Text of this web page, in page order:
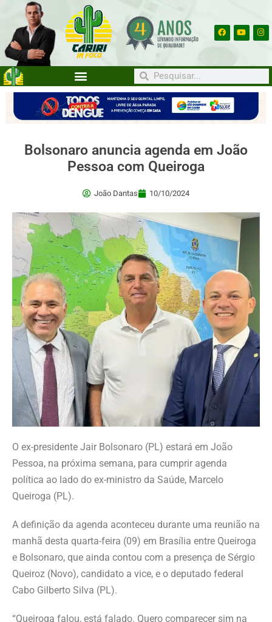
Bolsonaro anuncia agenda em João
Pessoa com Queiroga
João Dantas 10/10/2024
O ex-presidente Jair Bolsonaro (PL) estará em João
Pessoa, na próxima semana, para cumprir agenda
política ao lado do ex-ministro da Saúde, Marcelo
Queiroga (PL).
A definição da agenda aconteceu durante uma reunião na
manhã desta quarta-feira (09) em Brasília entre Queiroga
e Bolsonaro, que ainda contou com a presença de Sérgio
Queiroz (Novo), candidato a vice, e o deputado federal
Cabo Gilberto Silva (PL).
“Queiroga falou, está falado. Quero comparecer sim na